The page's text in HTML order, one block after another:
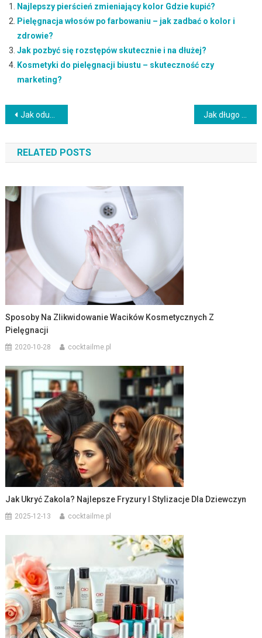
Najlepszy pierścień zmieniający kolor Gdzie kupić?
Pielęgnacja włosów po farbowaniu – jak zadbać o kolor i
zdrowie?
Jak pozbyć się rozstępów skutecznie i na dłużej?
Kosmetyki do pielęgnacji biustu – skuteczność czy
marketing?
Nawigacja
wpisu
Jak oduczyć dziecko obgryzania paznokci? Skuteczne metody i wsparcie
RELATED POSTS
Sposoby Na Zlikwidowanie Wacików Kosmetycznych Z
Pielęgnacji
2020-10-28 cocktailme.pl
Jak Ukryć Zakola? Najlepsze Fryzury I Stylizacje Dla Dziewczyn
2025-12-13 cocktailme.pl